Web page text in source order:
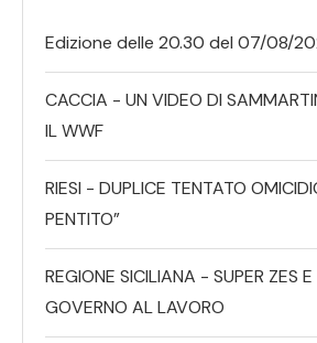
Edizione delle 20.30 del 07/08/
CACCIA - UN VIDEO DI
IL WWF
RIESI - DUPLICE TENTATO
PENTITO”
REGIONE SICILIANA - SUPER ZES
GOVERNO AL LAVORO